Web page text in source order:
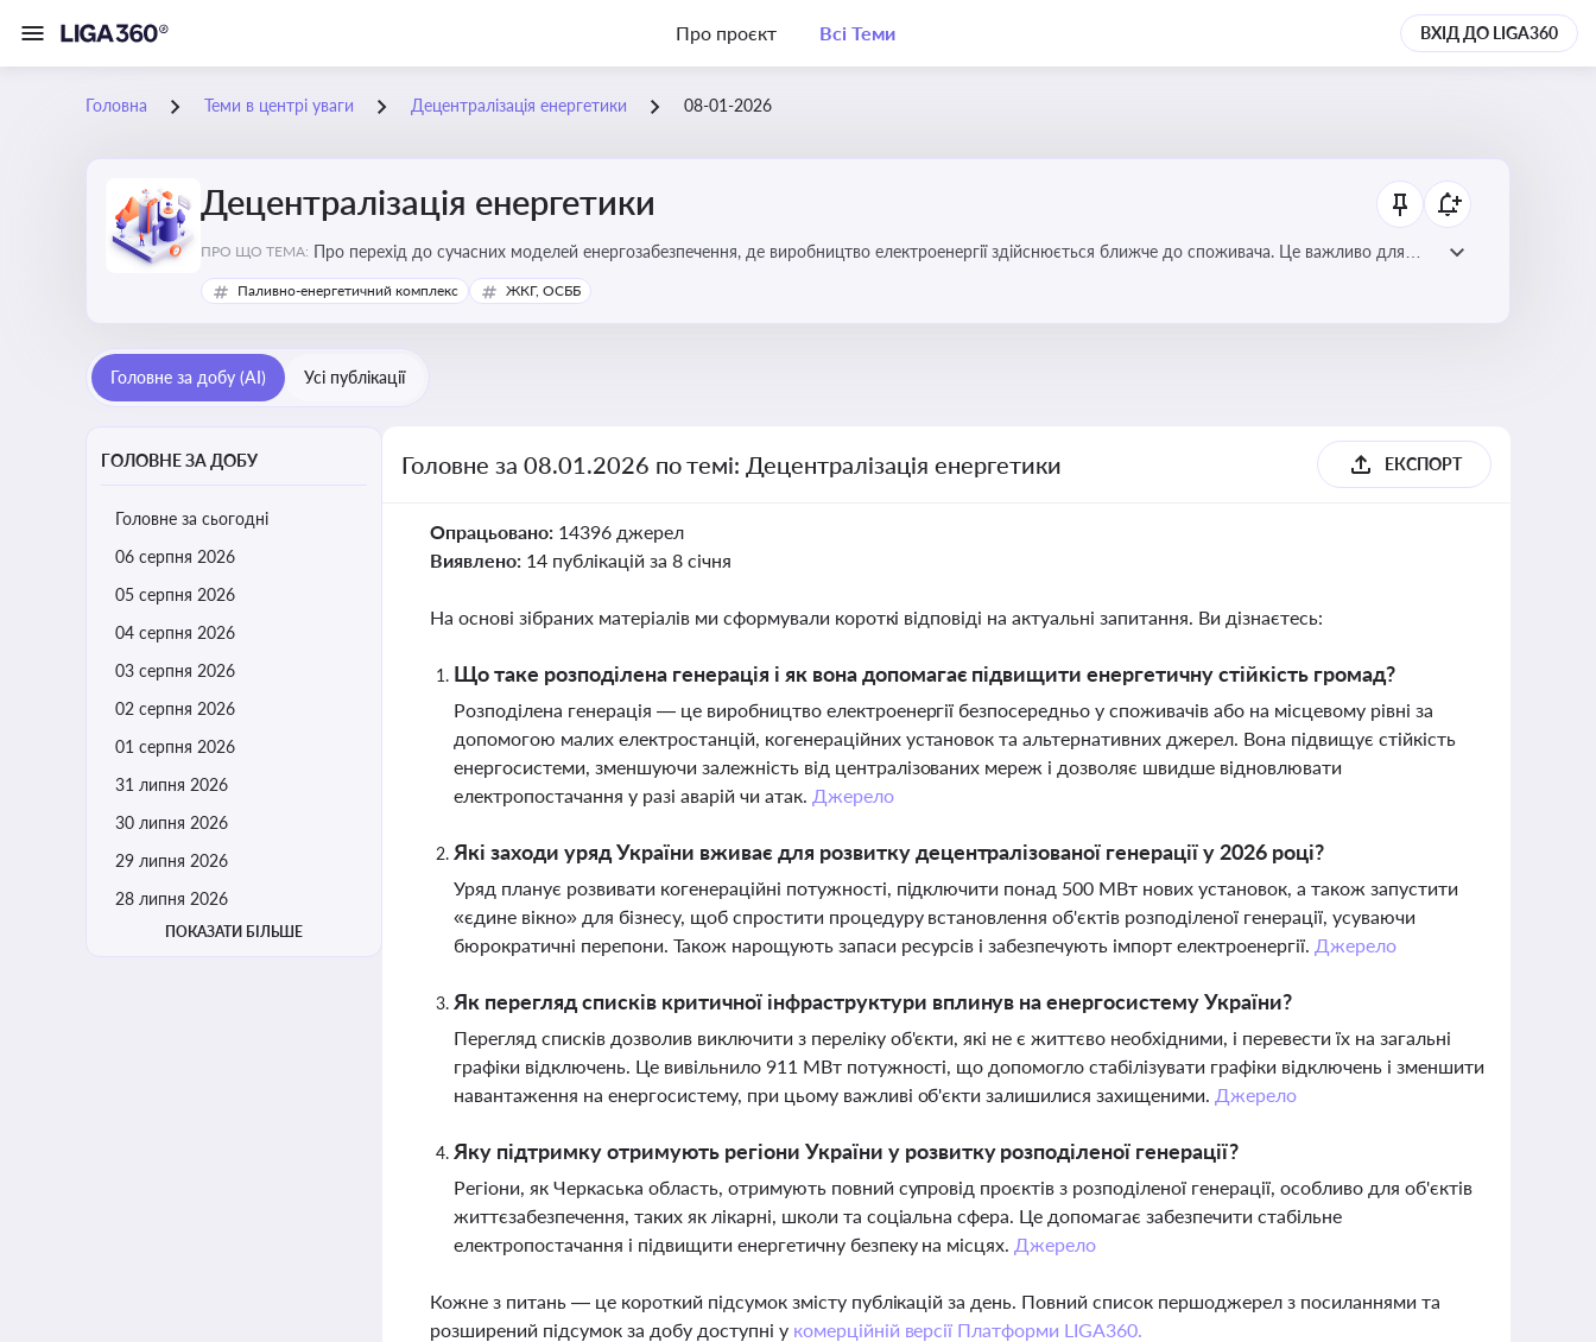
Про проєкт Всі Теми ВХІД ДО LIGA360
Головна Теми в центрі уваги Децентралізація енергетики 08-01-2026
Децентралізація енергетики
ПРО ЩО ТЕМА: Про перехід до сучасних моделей енергозабезпечення, де виробництво електроенергії здійснюється ближче до споживача. Це важливо для
підвищення енергонезалежності громад, зменшення втрат при транспортуванні енергії та стимулювання розвитку відновлюваних джерел
Паливно-енергетичний комплекс ЖКГ, ОСББ
Головне за добу (AI) Усі публікації
ГОЛОВНЕ ЗА ДОБУ
Головне за сьогодні
06 серпня 2026
05 серпня 2026
04 серпня 2026
03 серпня 2026
02 серпня 2026
01 серпня 2026
31 липня 2026
30 липня 2026
29 липня 2026
28 липня 2026
ПОКАЗАТИ БІЛЬШЕ
Головне за 08.01.2026 по темі: Децентралізація енергетики ЕКСПОРТ
Опрацьовано: 14396 джерел
Виявлено: 14 публікацій за 8 січня
На основі зібраних матеріалів ми сформували короткі відповіді на актуальні запитання. Ви дізнаєтесь:
Що таке розподілена генерація і як вона допомагає підвищити енергетичну стійкість громад?
Розподілена генерація — це виробництво електроенергії безпосередньо у споживачів або на місцевому рівні за
допомогою малих електростанцій, когенераційних установок та альтернативних джерел. Вона підвищує стійкість
енергосистеми, зменшуючи залежність від централізованих мереж і дозволяє швидше відновлювати
електропостачання у разі аварій чи атак. Джерело
Які заходи уряд України вживає для розвитку децентралізованої генерації у 2026 році?
Уряд планує розвивати когенераційні потужності, підключити понад 500 МВт нових установок, а також запустити
«єдине вікно» для бізнесу, щоб спростити процедуру встановлення об'єктів розподіленої генерації, усуваючи
бюрократичні перепони. Також нарощують запаси ресурсів і забезпечують імпорт електроенергії. Джерело
Як перегляд списків критичної інфраструктури вплинув на енергосистему України?
Перегляд списків дозволив виключити з переліку об'єкти, які не є життєво необхідними, і перевести їх на загальні
графіки відключень. Це вивільнило 911 МВт потужності, що допомогло стабілізувати графіки відключень і зменшити
навантаження на енергосистему, при цьому важливі об'єкти залишилися захищеними. Джерело
Яку підтримку отримують регіони України у розвитку розподіленої генерації?
Регіони, як Черкаська область, отримують повний супровід проєктів з розподіленої генерації, особливо для об'єктів
життєзабезпечення, таких як лікарні, школи та соціальна сфера. Це допомагає забезпечити стабільне
електропостачання і підвищити енергетичну безпеку на місцях. Джерело
Кожне з питань — це короткий підсумок змісту публікацій за день. Повний список першоджерел з посиланнями та
розширений підсумок за добу доступні у комерційній версії Платформи LIGA360.